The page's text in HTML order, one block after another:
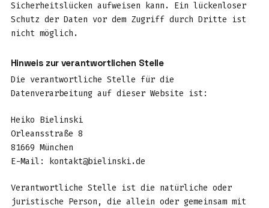
Sicherheitslücken aufweisen kann. Ein lückenloser
Schutz der Daten vor dem Zugriff durch Dritte ist
nicht möglich.
Hinweis zur verantwortlichen Stelle
Die verantwortliche Stelle für die
Datenverarbeitung auf dieser Website ist:
Heiko Bielinski
Orleansstraße 8
81669 München
E-Mail: kontakt@bielinski.de
Verantwortliche Stelle ist die natürliche oder
juristische Person, die allein oder gemeinsam mit